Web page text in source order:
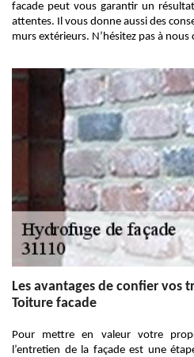
facade peut vous garantir un
attentes. Il vous donne aussi des
murs extérieurs. N’hésitez pas à
Les avantages de confier vos
Toiture facade
Pour mettre en valeur votre
l’entretien de la façade est une